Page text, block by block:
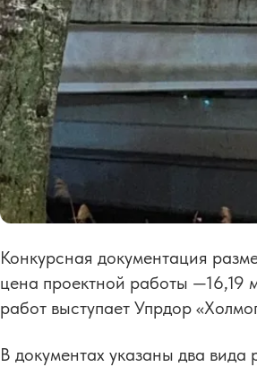
Конкурсная документация
цена проектной работы —16,19
работ выступает Упрдор
В документах указаны два